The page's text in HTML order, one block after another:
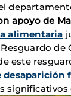
apoyo de
alimentaria
de
este
desaparición
significativos